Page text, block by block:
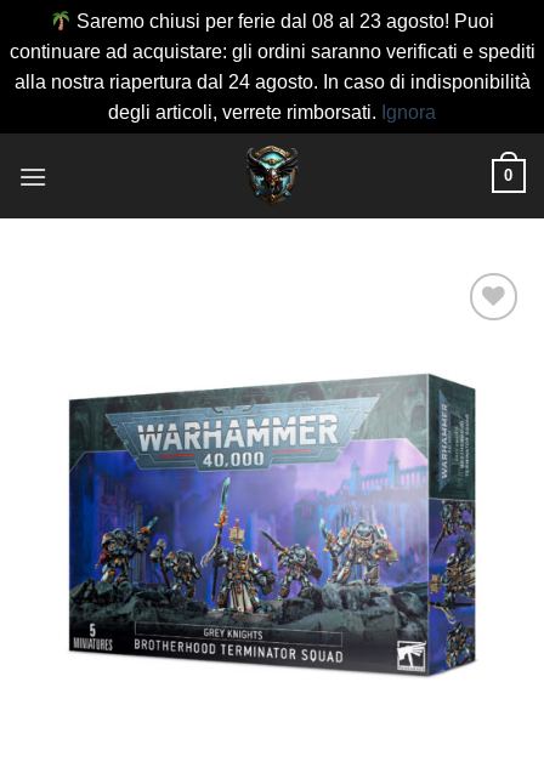
Saremo chiusi per ferie dal 08 al 23 agosto! Puoi
continuare ad acquistare: gli ordini saranno verificati e spediti
alla nostra riapertura dal 24 agosto. In caso di indisponibilità
degli articoli, verrete rimborsati. Ignora
0
dei
desideri